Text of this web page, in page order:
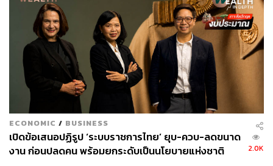
แต่ความเสี่ยงหรือวิกฤตในตลาดก็สามารถเกิดขึ้นได้ทุกเมื่อ
ย้อนไปในปี 2560 มีวิกฤตตั๋วบีอี จากการผิดนัดชำระหนี้ตั๋ว
แลกเงิน (Bill of Exchange: BE) ซึ่งอาจกระทบต่อความเชื่อ
มั่นของตลาดตราสารหนี้ทั้งหมด ตอนนั้นมี 8 บริษัทกำลังจะ
ผิดนัดชำระหนี้ตั๋วบีอีมูลค่ารวมกว่า 6,000 ล้านบาทภายใน 3
เดือน ซึ่งอาจบานปลายเป็น 10,000 ล้านบาทในสิ้นปี ขณะที่
ทั้งระบบมีตั๋วบีอีและหุ้นกู้ที่ครบกำหนดในปีนั้นรวมกว่า
600,000 ล้านบาท
ECONOMIC / BUSINESS
เปิดข้อเสนอปฏิรูป ‘ระบบราชการไทย’ ยุบ-ควบ-ลดขนาด
งาน ก่อนปลดคน พร้อมยกระดับเป็นนโยบายแห่งชาติ
2.0K